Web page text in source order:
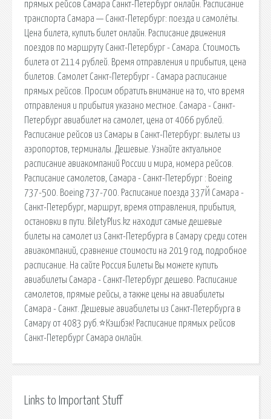
прямых рейсов Самара Санкт-Петербург онлайн. Расписание
транспорта Самара — Санкт-Петербург: поезда и самолёты.
Цена билета, купить билет онлайн. Расписание движения
поездов по маршруту Санкт-Петербург - Самара. Стоимость
билета от 2114 рублей. Время отправления и прибытия, цена
билетов. Самолет Санкт-Петербург - Самара расписание
прямых рейсов. Просим обратить внимание на то, что время
отправления и прибытия указано местное. Самара - Санкт-
Петербург авиабилет на самолет, цена от 4066 рублей.
Расписание рейсов из Самары в Санкт-Петербург: вылеты из
аэропортов, терминалы. Дешевые. Узнайте актуальное
расписание авиакомпаний России и мира, номера рейсов.
Расписание самолетов, Самара - Санкт-Петербург : Boeing
737-500. Boeing 737-700. Расписание поезда 337Й Самара -
Санкт-Петербург, маршрут, время отправления, прибытия,
остановки в пути. BiletyPlus.kz находит самые дешевые
билеты на самолет из Санкт-Петербурга в Самару среди сотен
авиакомпаний, сравнение стоимости на 2019 год, подробное
расписание. На сайте Россия Билеты Вы можете купить
авиабилеты Самара - Санкт-Петербург дешево. Расписание
самолетов, прямые рейсы, а также цены на авиабилеты
Самара - Санкт. Дешевые авиабилеты из Санкт-Петербурга в
Самару от 4083 руб.⭐Кэшбэк! Расписание прямых рейсов
Санкт-Петербург Самара онлайн.
Links to Important Stuff